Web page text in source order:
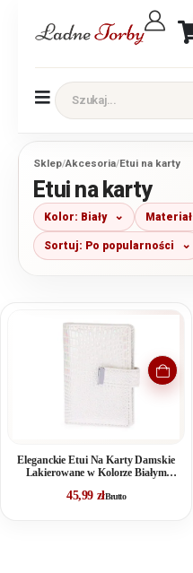
Sklep/Akcesoria/Etui na karty
Etui na karty
Kolor: Biały Materiał
Sortuj: Po popularności
Eleganckie Etui Na Karty Damskie
Lakierowane w Kolorze Białym
45,99 złBrutto